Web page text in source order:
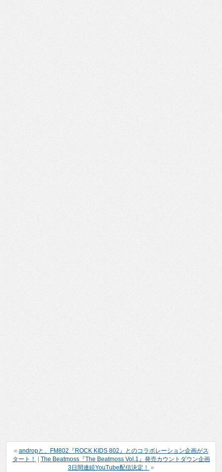
« andropと、FM802『ROCK KIDS 802』とのコラボレーション企画がス
タート！
| The Beatmoss『The Beatmoss Vol.1』発売カウントダウン企画
3日間連続YouTube配信決定！ »